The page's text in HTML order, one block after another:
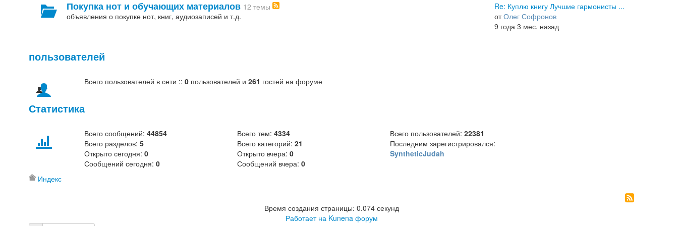
Покупка нот и обучающих материалов 12 темы
объявления о покупке нот, книг, аудиозаписей и т.д.
Re: Куплю книгу Лучшие гармонисты ...
отОлег Софронов
9 года 3 мес. назад
пользователей
Всего пользователей в сети :: 0 пользователей и 261 гостей на форуме
Статистика
Всего сообщений: 44854
Всего разделов: 5
Открыто сегодня: 0
Сообщений сегодня: 0
Всего тем:4334
Всего категорий:21
Открыто вчера:0
Сообщений вчера:0
Всего пользователей:22381
Последним зарегистрировался:
SyntheticJudah
Индекс
Время создания страницы: 0.074 секунд
Работает на Kunena форум